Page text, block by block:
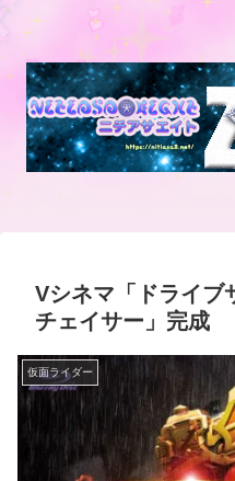
Vシネマ「ドライ
チェイサー」完成
仮面ライダー